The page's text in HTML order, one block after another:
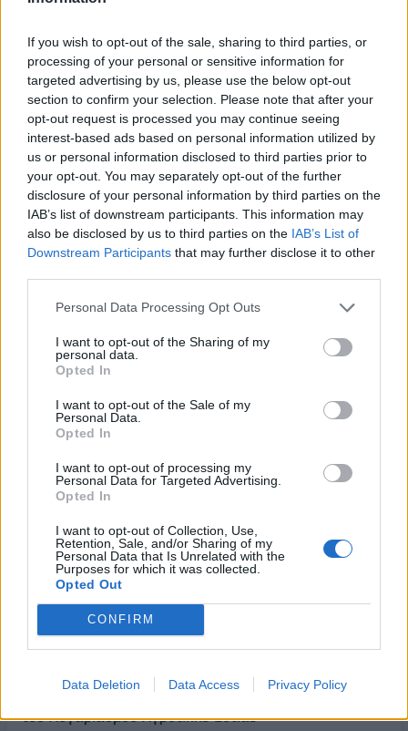
If you wish to opt-out of the sale, sharing to third parties, or
processing of your personal or sensitive information for
targeted advertising by us, please use the below opt-out
section to confirm your selection. Please note that after your
opt-out request is processed you may continue seeing
interest-based ads based on personal information utilized by
us or personal information disclosed to third parties prior to
your opt-out. You may separately opt-out of the further
disclosure of your personal information by third parties on the
IAB’s list of downstream participants. This information may
also be disclosed by us to third parties on the IAB’s List of
Downstream Participants that may further disclose it to other
Personal Data Processing Opt Outs
I want to opt-out of the Sharing of my
personal data.
Opted In
I want to opt-out of the Sale of my
Personal Data.
Opted In
I want to opt-out of processing my
Personal Data for Targeted Advertising.
Opted In
I want to opt-out of Collection, Use,
Retention, Sale, and/or Sharing of my
Personal Data that Is Unrelated with the
Purposes for which it was collected.
Opted Out
CONFIRM
Data Deletion Data Access Privacy Policy
ΠΑΣΟΚ- Κ. Τσουκαλάς: Το
2026 να αποτελέσει έτος
αλλαγής με αποχώρηση
της κυβέρνησης
Ν. Ανδρουλάκης: Το 2026
να είναι χρονιά ευημερίας
για όλο τον ελληνικό λαό
γιατί έχει περάσει δύσκολα
χρόνια
ΡΟΗ ΕΙΔΗΣΕΩΝ
Χρηματιστήριο: Πτώση κατά 0,59%, στα 320,42
εκατ. ευρώ ο τζίρος
ΟΠΕΚΑ: Αύριο η δεύτερη πληρωμή των δικαιούχων
του Λογαριασμού Αγροτικής Εστίας